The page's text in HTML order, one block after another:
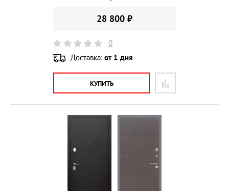
28 800 ₽
0
Доставка: от 1 дня
КУПИТЬ